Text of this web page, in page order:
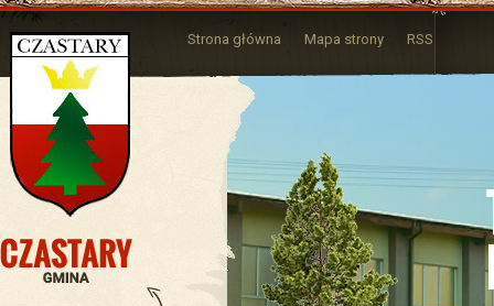
Strona główna Mapa strony RSS